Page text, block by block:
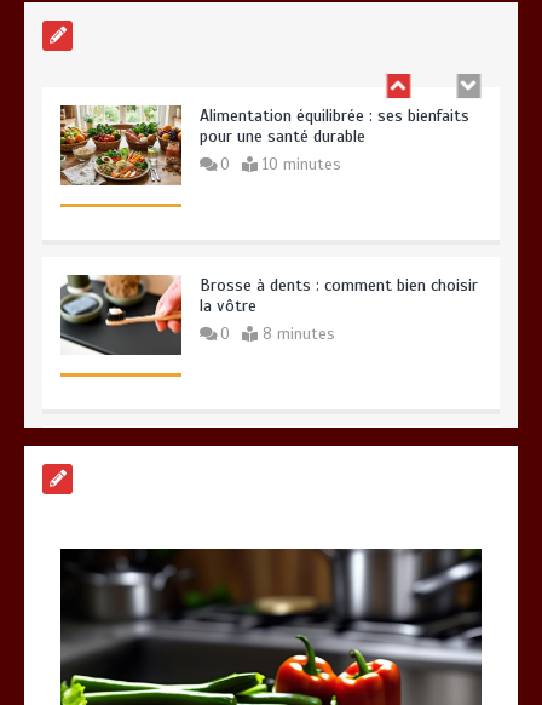
Alimentation équilibrée : ses bienfaits
pour une santé durable
0 10 minutes
Brosse à dents : comment bien choisir
la vôtre
0 8 minutes
Meilleur couteaux de cuisine
professionnel pour affiner vos
préparations
14 minutes